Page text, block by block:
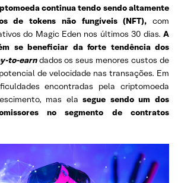
continua tendo sendo altamente
de tokens não fungíveis (NFT), com
do Magic Eden nos últimos 30 dias. A
se beneficiar da forte tendência dos
to-earndados os seus menores custos de
de velocidade nas transações. Em
encontradas pela criptomoeda
mas elasegue sendo um dos
no segmento de contratos